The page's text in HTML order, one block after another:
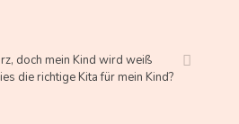
doch mein Kind wird weiß
die richtige Kita für mein Kind?